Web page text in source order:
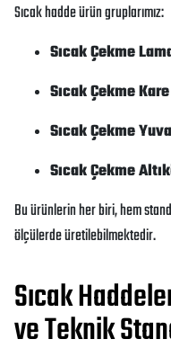
Sıcak hadde ürün gruplarımız:
Sıcak Çekme
Sıcak Çekme
Sıcak Çekme
Sıcak Çekme
Bu ürünlerin her biri, hem
ölçülerde üretilebilmektedir.
Sıcak
ve Teknik